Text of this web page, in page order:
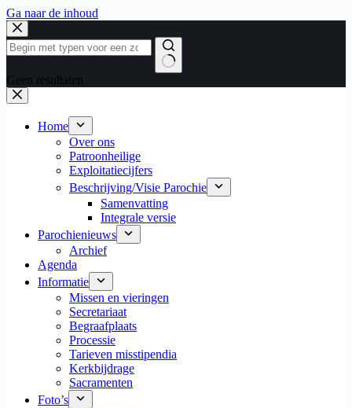
Ga naar de inhoud
Geen resultaten
Home
Over ons
Patroonheilige
Exploitatiecijfers
Beschrijving/Visie Parochie
Samenvatting
Integrale versie
Parochienieuws
Archief
Agenda
Informatie
Missen en vieringen
Secretariaat
Begraafplaats
Processie
Tarieven misstipendia
Kerkbijdrage
Sacramenten
Foto’s